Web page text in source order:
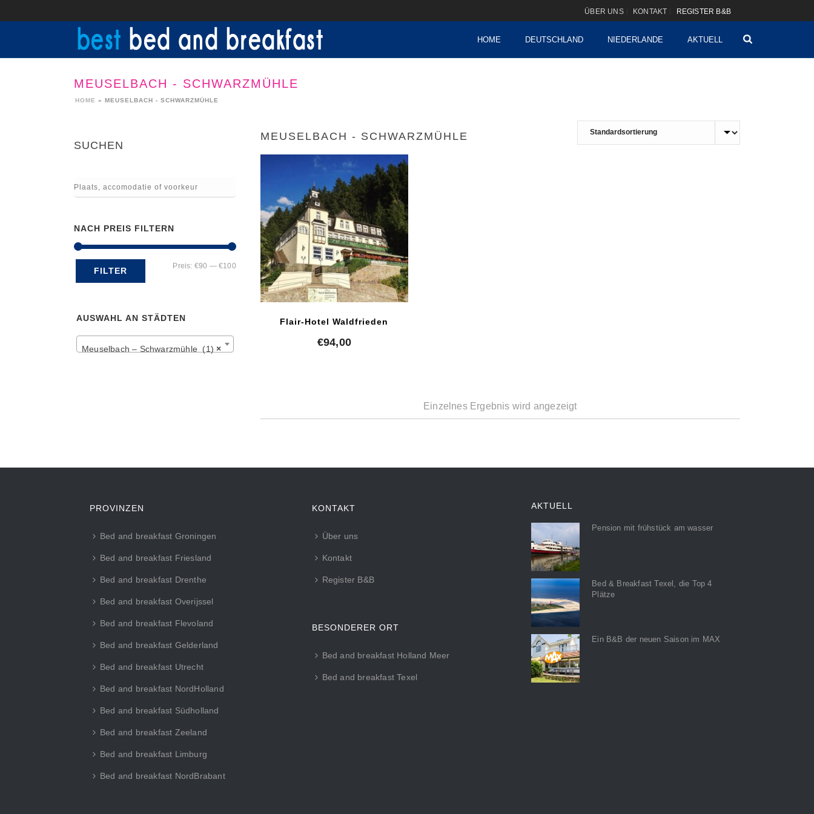
ÜBER UNS KONTAKT REGISTER B&B
HOME DEUTSCHLAND NIEDERLANDE AKTUELL
MEUSELBACH - SCHWARZMÜHLE
HOME » MEUSELBACH - SCHWARZMÜHLE
MEUSELBACH - SCHWARZMÜHLE
Flair-Hotel Waldfrieden
€94,00
Einzelnes Ergebnis wird angezeigt
SUCHEN
NACH PREIS FILTERN
Min.
Max.
FILTER Preis: €90 — €100
AUSWAHL AN STÄDTEN
×
Meuselbach – Schwarzmühle (1)
PROVINZEN
Bed and breakfast Groningen
Bed and breakfast Friesland
Bed and breakfast Drenthe
Bed and breakfast Overijssel
Bed and breakfast Flevoland
Bed and breakfast Gelderland
Bed and breakfast Utrecht
Bed and breakfast NordHolland
Bed and breakfast Südholland
Bed and breakfast Zeeland
Bed and breakfast Limburg
Bed and breakfast NordBrabant
KONTAKT
Über uns
Kontakt
Register B&B
BESONDERER ORT
Bed and breakfast Holland Meer
Bed and breakfast Texel
AKTUELL
Pension mit frühstück am wasser
Bed & Breakfast Texel, die Top 4
Plätze
Ein B&B der neuen Saison im MAX